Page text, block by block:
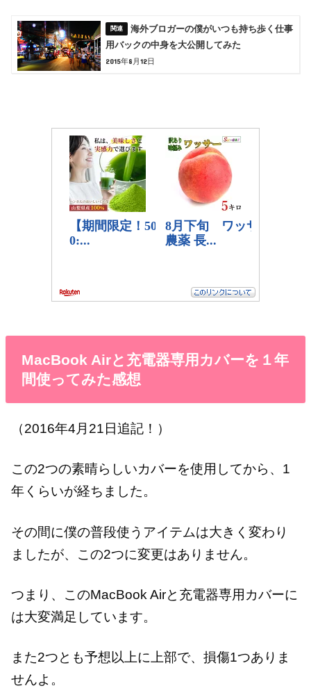
海外ブロガーの僕がいつも持ち歩く仕事
用バックの中身を大公開してみた
2015年8月12日
MacBook Airと充電器専用カバーを１年
間使ってみた感想
（2016年4月21日追記！）
この2つの素晴らしいカバーを使用してから、1
年くらいが経ちました。
その間に僕の普段使うアイテムは大きく変わり
ましたが、この2つに変更はありません。
つまり、このMacBook Airと充電器専用カバーに
は大変満足しています。
また2つとも予想以上に上部で、損傷1つありま
せんよ。